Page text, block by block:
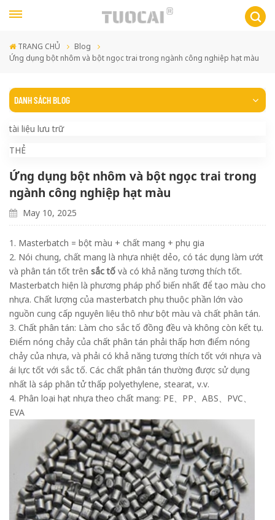
TRANG CHỦ
Blog
Ứng dụng bột nhôm và bột ngọc trai trong ngành công nghiệp hạt màu
DANH SÁCH BLOG
tài liệu lưu trữ
THẺ
Ứng dụng bột nhôm và bột ngọc trai trong
ngành công nghiệp hạt màu
May 10, 2025
1. Masterbatch = bột màu + chất mang + phụ gia
2. Nói chung, chất mang là nhựa nhiệt dẻo, có tác dụng làm ướt
và phân tán tốt trên sắc tố và có khả năng tương thích tốt.
Masterbatch hiện là phương pháp phổ biến nhất để tạo màu cho
nhựa. Chất lượng của masterbatch phụ thuộc phần lớn vào
nguồn cung cấp nguyên liệu thô như bột màu và chất phân tán.
3. Chất phân tán: Làm cho sắc tố đồng đều và không còn kết tụ.
Điểm nóng chảy của chất phân tán phải thấp hơn điểm nóng
chảy của nhựa, và phải có khả năng tương thích tốt với nhựa và
ái lực tốt với sắc tố. Các chất phân tán thường được sử dụng
nhất là sáp phân tử thấp polyethylene, stearat, v.v.
4. Phân loại hạt nhựa theo chất mang: PE、PP、ABS、PVC、
EVA